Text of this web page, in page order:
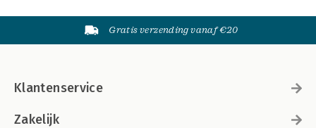
Gratis verzending vanaf €20
Klantenservice
Zakelijk